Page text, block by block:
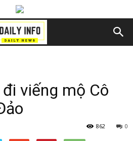
viếng mộ Cô
0
862